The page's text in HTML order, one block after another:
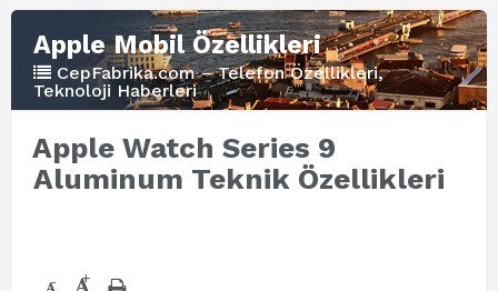
Apple Mobil Özellikleri
CepFabrika.com – Telefon Özellikleri,
Teknoloji Haberleri
Apple Watch Series 9
Aluminum Teknik Özellikleri
- +